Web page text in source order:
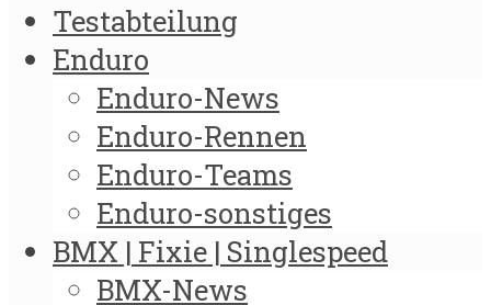
Testabteilung
Enduro
Enduro-News
Enduro-Rennen
Enduro-Teams
Enduro-sonstiges
BMX | Fixie | Singlespeed
BMX-News